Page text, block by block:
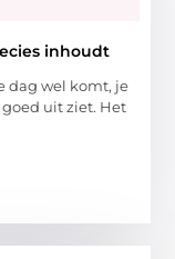
inhoudt
dag wel komt, je
uit ziet. Het